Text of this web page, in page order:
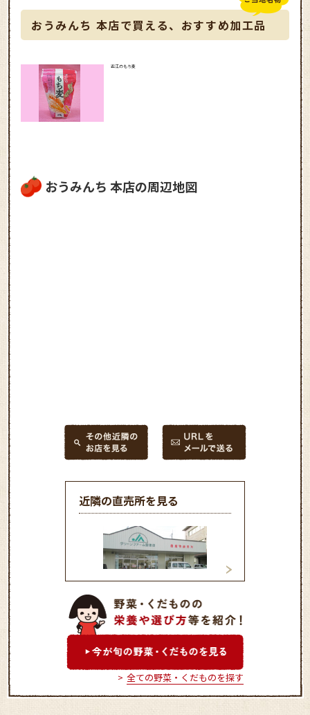
おうみんち 本店で買える、おすすめ加工品
近江のもち麦
おうみんち 本店の周辺地図
近隣の直売所を見る
グリーンファーム堅田店 おうみんち 中主店
全ての野菜・くだものを探す